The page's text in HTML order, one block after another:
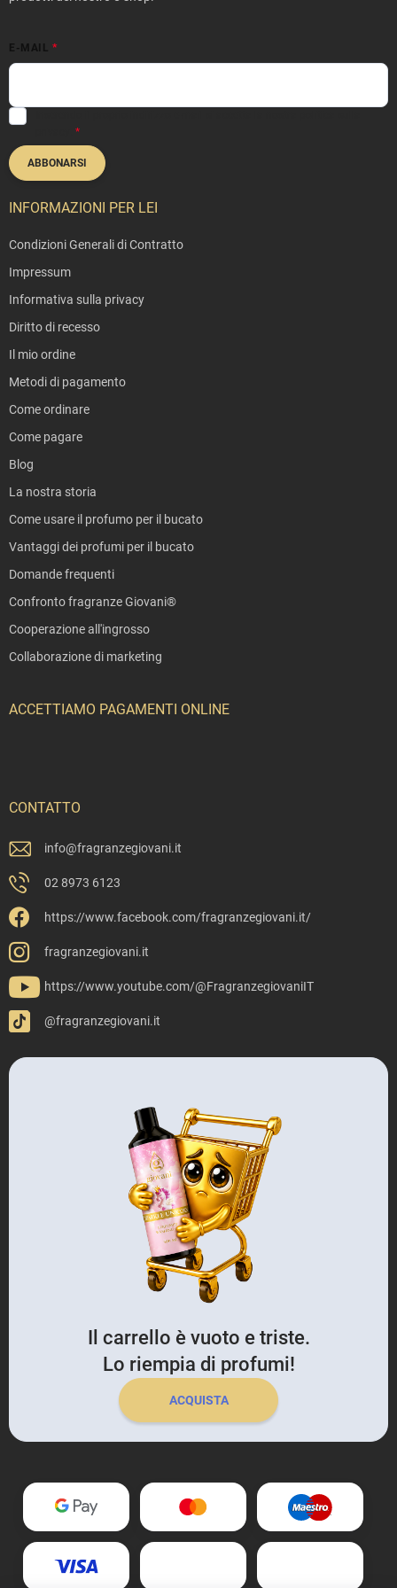
E-MAIL
ABBONARSI
INFORMAZIONI PER LEI
Condizioni Generali di Contratto
Impressum
Informativa sulla privacy
Diritto di recesso
Il mio ordine
Metodi di pagamento
Come ordinare
Come pagare
Blog
La nostra storia
Come usare il profumo per il bucato
Vantaggi dei profumi per il bucato
Domande frequenti
Confronto fragranze Giovani®
Cooperazione all'ingrosso
Collaborazione di marketing
ACCETTIAMO PAGAMENTI ONLINE
CONTATTO
info@fragranzegiovani.it
02 8973 6123
https://www.facebook.com/fragranzegiovani.it/
fragranzegiovani.it
https://www.youtube.com/@FragranzegiovaniIT
@fragranzegiovani.it
Il carrello è vuoto e triste.
Lo riempia di profumi!
ACQUISTA